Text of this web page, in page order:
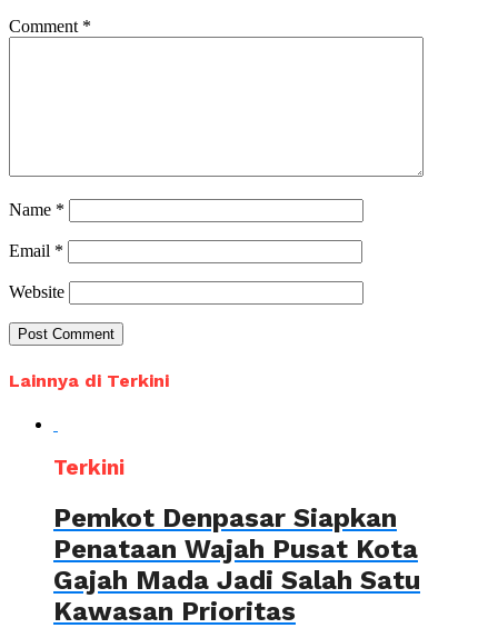
Comment *
Name *
Email *
Website
Lainnya di Terkini
Terkini
Pemkot Denpasar Siapkan
Penataan Wajah Pusat Kota
Gajah Mada Jadi Salah Satu
Kawasan Prioritas